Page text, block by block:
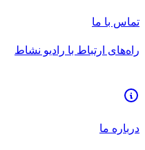
تماس با ما
راه‌های ارتباط با رادیو نشاط
درباره ما